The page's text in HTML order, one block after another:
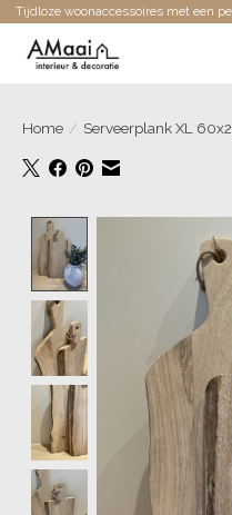
Tijdloze woonaccessoires met een
Home / Serveerplank XL